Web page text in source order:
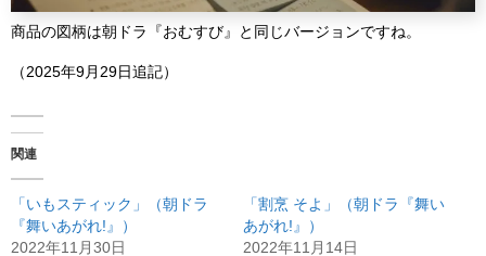
商品の図柄は朝ドラ『おむすび』と同じバージョンですね。
（2025年9月29日追記）
関連
「いもスティック」（朝ドラ
『舞いあがれ!』）
2022年11月30日
「割烹 そよ」（朝ドラ『舞い
あがれ!』）
2022年11月14日